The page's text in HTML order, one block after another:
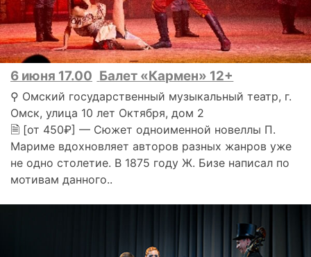
6 июня 17.00 Балет «Кармен» 12+
⚲ Омский государственный музыкальный театр, г.
Омск, улица 10 лет Октября, дом 2
🗎 [от 450₽] — Сюжет одноименной новеллы П.
Мариме вдохновляет авторов разных жанров уже
не одно столетие. В 1875 году Ж. Бизе написал по
мотивам данного..